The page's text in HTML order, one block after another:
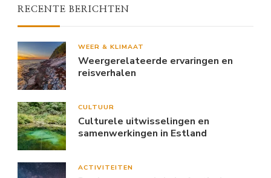
RECENTE BERICHTEN
WEER & KLIMAAT
Weergerelateerde ervaringen en
reisverhalen
CULTUUR
Culturele uitwisselingen en
samenwerkingen in Estland
ACTIVITEITEN